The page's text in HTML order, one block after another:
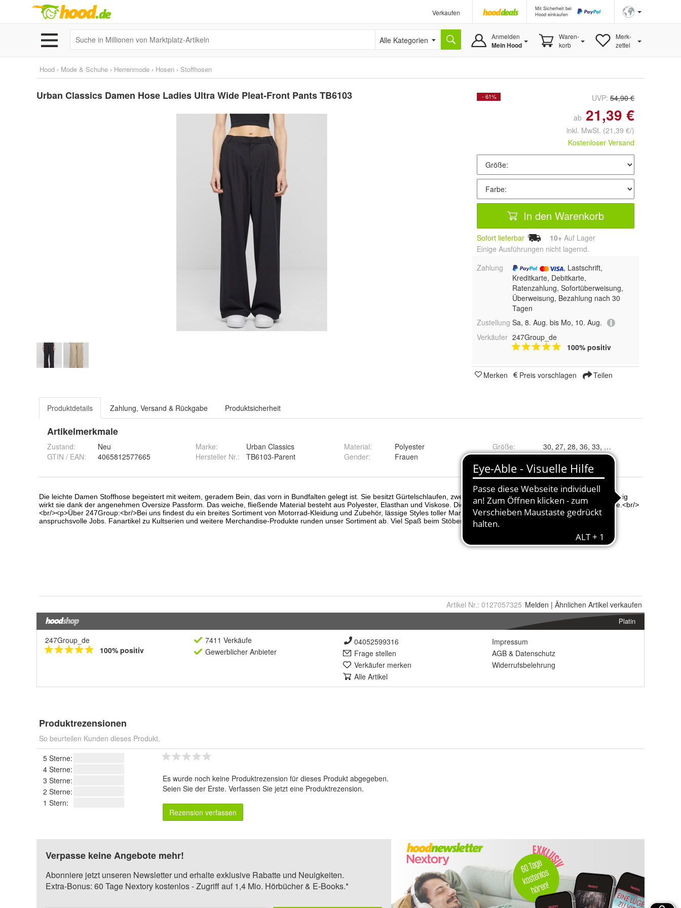
Verkaufen
Mit Sicherheit bei
Hood einkaufen
Alle Kategorien Anmelden
Mein Hood
Waren-
korb
Merk-
zettel
Hood › Mode & Schuhe › Herrenmode › Hosen › Stoffhosen
Urban Classics Damen Hose Ladies Ultra Wide Pleat-Front Pants TB6103 - 61% UVP: 54,90 €
ab 21,39 €
inkl. MwSt. (21,39 €/)
Kostenloser Versand
In den Warenkorb
Sofort lieferbar 10+ Auf Lager
Einige Ausführungen nicht lagernd.
Zahlung
, Lastschrift,
Kreditkarte, Debitkarte,
Ratenzahlung, Sofortüberweisung,
Überweisung, Bezahlung nach 30
Tagen
Zustellung Sa, 8. Aug. bis Mo, 10. Aug.
Verkäufer 247Group_de
100% positiv
Merken Preis vorschlagen Teilen
Produktdetails Zahlung, Versand & Rückgabe Produktsicherheit
Artikelmerkmale
Zustand:
Neu
GTIN / EAN:
4065812577665
Marke:
Urban Classics
Hersteller Nr.:
TB6103-Parent
Material:
Polyester
Gender: Frauen
Größe:
Farbe: Black2 und Wetsand
Artikel Nr.: 0127057325 Melden | Ähnlichen Artikel verkaufen
Platin
247Group_de
100% positiv
7411 Verkäufe
Gewerblicher Anbieter
04052599316
Frage stellen
Verkäufer merken
Alle Artikel
Impressum
AGB & Datenschutz
Widerrufsbelehrung
Produktrezensionen
So beurteilen Kunden dieses Produkt.
5 Sterne:
4 Sterne:
3 Sterne:
2 Sterne:
1 Stern:
Es wurde noch keine Produktrezension für dieses Produkt abgegeben.
Seien Sie der Erste. Verfassen Sie jetzt eine Produktrezension.
Rezension verfassen
Verpasse keine Angebote mehr!
Abonniere jetzt unseren Newsletter und erhalte exklusive Rabatte und Neuigkeiten.
Extra-Bonus: 60 Tage Nextory kostenlos - Zugriff auf 1,4 Mio. Hörbücher & E-Books.*